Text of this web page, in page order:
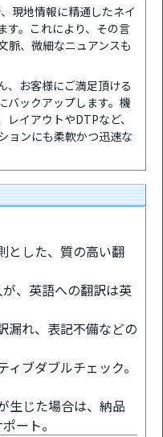
現地情報に精通したネイ
す。これにより、その言
脈、微細なニュアンスも
、お客様にご満足頂ける
バックアップします。機
イアウトやDTPなど、
ョンにも柔軟かつ迅速な
とした、質の高い翻
が、英語への翻訳は英
漏れ、表記不備などの
ブダブルチェック。
生じた場合は、納品
ート。